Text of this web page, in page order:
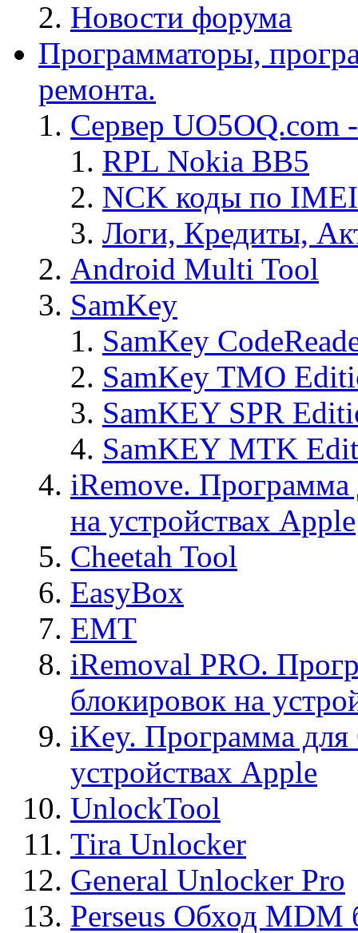
Новости форума
Программаторы,
ремонта.
Сервер
RPL Nokia BB5
NCK коды по IMEI
Логи, Кредиты,
Android Multi Tool
SamKey
SamKey
SamKey TMO
SamKEY SPR
SamKEY MTK
iRemove. Программа
на устройствах Apple
Cheetah Tool
EasyBox
EMT
iRemoval PRO.
блокировок на
iKey. Программа для
устройствах Apple
UnlockTool
Tira Unlocker
General Unlocker Pro
Perseus Обход MDM